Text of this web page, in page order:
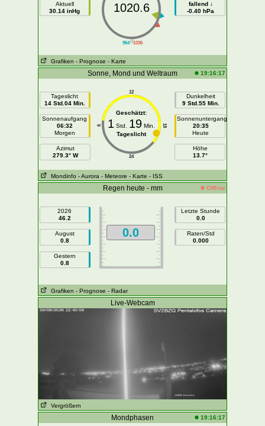
Aktuell
30.14 inHg
||
964 1036
1020.6
fallend ↓
-0.40 hPa
Grafiken - Prognose - Karte
Sonne, Mond und Weltraum 19:16:17
Tageslicht
14 Std.04 Min.
Sonnenaufgang
06:32
Morgen
Azimut
279.3° W
12
24
6 18
Geschätzt:
1 Std. 19 Min.
Tageslicht
Dunkelheit
9 Std.55 Min.
Sonnenuntergang
20:35
Heute
Höhe
13.7°
Mondinfo - Aurora - Meteore - Karte - ISS
Regen heute - mm Offline
2026
46.2
August
0.8
Gestern
0.8
0.0
Letzte Stunde
0.0
Raten/Std
0.000
Grafiken - Prognose - Radar
Live-Webcam
Vergrößern
Mondphasen 19:16:17